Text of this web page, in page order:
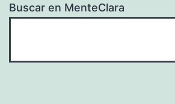
Buscar en MenteClara